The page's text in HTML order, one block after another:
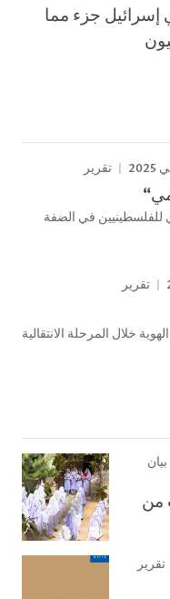
إسرائيل جزء مما
تقرير
للفلسطينيين في الضفة
تقرير
خلال المرحلة الانتقالية
بيان
من
تقرير